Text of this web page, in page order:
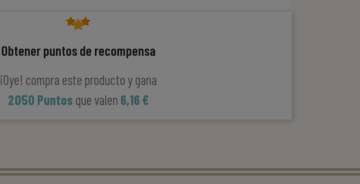
Obtener puntos de recompensa
¡Oye! compra este producto y gana
2050 Puntos que valen 6,16 €